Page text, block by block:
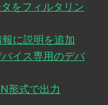
をフィルタリン
に説明を追加
イス専用のデバ
形式で出力